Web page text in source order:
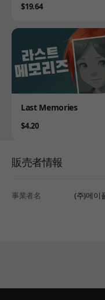
Price
$19.64
Product
Last Memories
Price
$4.20
販売者情報
事業者名 (주)메이